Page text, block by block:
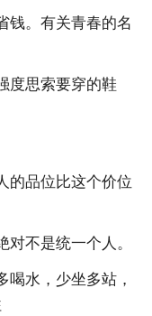
钱。有关青春的名
度思索要穿的鞋
的品位比这个价位
不是统一个人。
喝水，少坐多站，